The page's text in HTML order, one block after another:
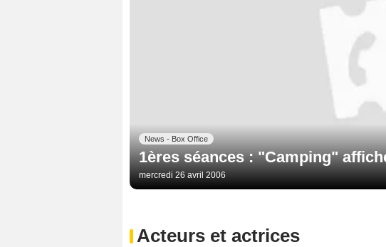
News - Box Office
1ères séances : "Camping"
mercredi 26 avril 2006
Acteurs et actrices